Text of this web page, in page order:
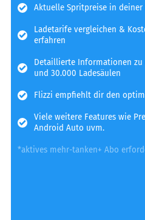
Aktuelle Spritpreise in deiner
Ladetarife vergleichen &
erfahren
Detaillierte Informationen zu
und 30.000 Ladesäulen
Flizzi empfiehlt dir den
Viele weitere Features wie
Android Auto uvm.
*aktives mehr-tanken+ Abo